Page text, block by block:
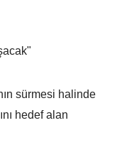
sürmesi halinde
hedef alan